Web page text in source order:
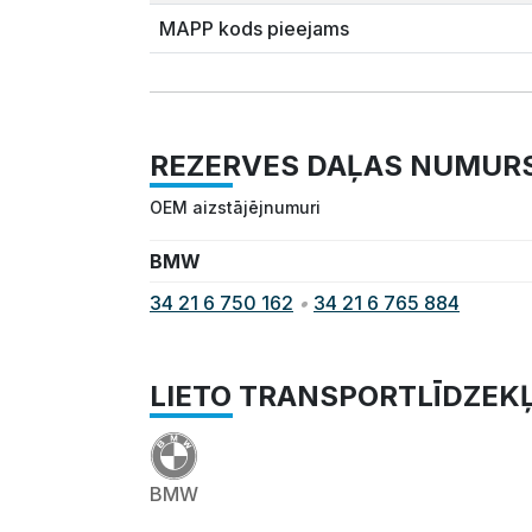
MAPP kods pieejams
REZERVES DAĻAS
OEM aizstājējnumuri
BMW
34 21 6 750 162 • 34 21 6 765 884
LIETO
BMW